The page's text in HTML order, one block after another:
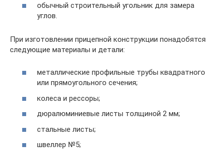
обычный строительный угольник для замера
углов.
При изготовлении прицепной конструкции понадобятся
следующие материалы и детали:
металлические профильные трубы квадратного
или прямоугольного сечения;
колеса и рессоры;
дюралюминиевые листы толщиной 2 мм;
стальные листы;
швеллер №5;